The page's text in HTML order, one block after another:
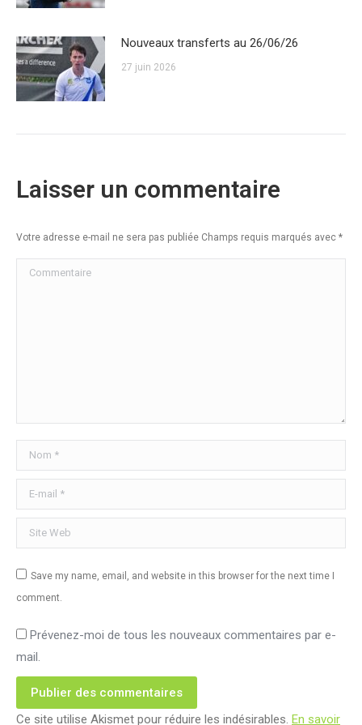
Nouveaux transferts au 26/06/26
27 juin 2026
Laisser un commentaire
Votre adresse e-mail ne sera pas publiée Champs requis marqués avec *
Commentaire
Nom *
E-mail *
Site Web
Save my name, email, and website in this browser for the next time I
comment.
Prévenez-moi de tous les nouveaux commentaires par e-
mail.
Publier des commentaires
Ce site utilise Akismet pour réduire les indésirables. En savoir